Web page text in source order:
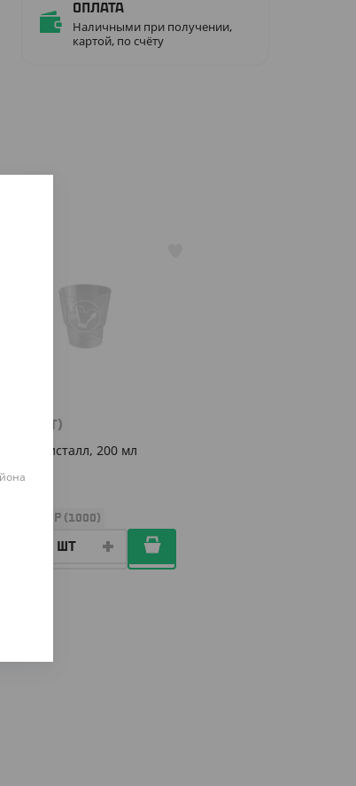
Оплата
Наличными при получении,
картой, по счёту
₽/ШТ)
Кристалл, 200 мл
КОР (1000)